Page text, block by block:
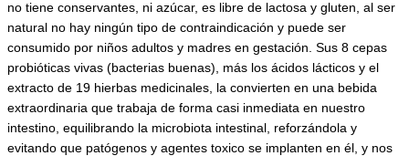
no tiene conservantes, ni azúcar, es libre de lactosa y gluten, al ser
natural no hay ningún tipo de contraindicación y puede ser
consumido por niños adultos y madres en gestación. Sus 8 cepas
probióticas vivas (bacterias buenas), más los ácidos lácticos y el
extracto de 19 hierbas medicinales, la convierten en una bebida
extraordinaria que trabaja de forma casi inmediata en nuestro
intestino, equilibrando la microbiota intestinal, reforzándola y
evitando que patógenos y agentes toxico se implanten en él, y nos